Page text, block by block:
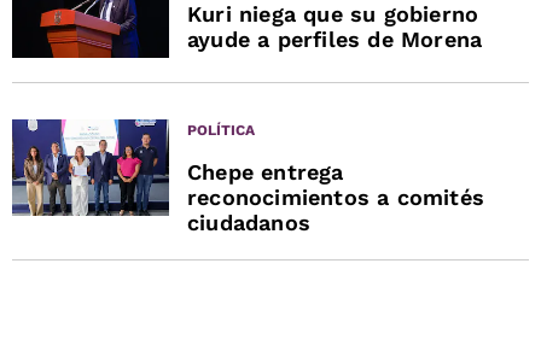
Kuri niega que su gobierno
ayude a perfiles de Morena
POLÍTICA
Chepe entrega
reconocimientos a comités
ciudadanos